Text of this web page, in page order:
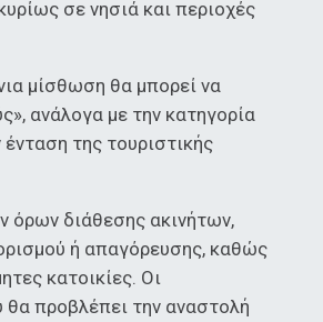
σε νησιά και περιοχές
μίσθωση θα μπορεί να
ανάλογα με την κατηγορία
της τουριστικής
όρων διάθεσης ακινήτων,
ή απαγόρευσης, καθώς
κατοικίες. Οι
προβλέπει την αναστολή